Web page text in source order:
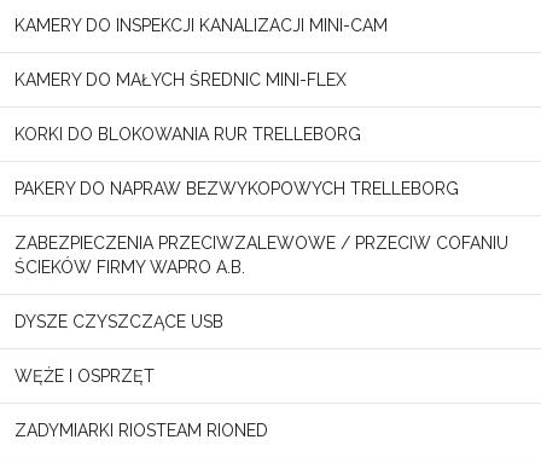
KAMERY DO INSPEKCJI KANALIZACJI MINI-CAM
KAMERY DO MAŁYCH ŚREDNIC MINI-FLEX
KORKI DO BLOKOWANIA RUR TRELLEBORG
PAKERY DO NAPRAW BEZWYKOPOWYCH TRELLEBORG
ZABEZPIECZENIA PRZECIWZALEWOWE / PRZECIW COFANIU
ŚCIEKÓW FIRMY WAPRO A.B.
DYSZE CZYSZCZĄCE USB
WĘŻE I OSPRZĘT
ZADYMIARKI RIOSTEAM RIONED